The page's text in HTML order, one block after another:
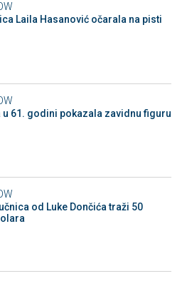
Laila Hasanović očarala na pisti
u 61. godini pokazala zavidnu figuru
od Luke Dončića traži 50